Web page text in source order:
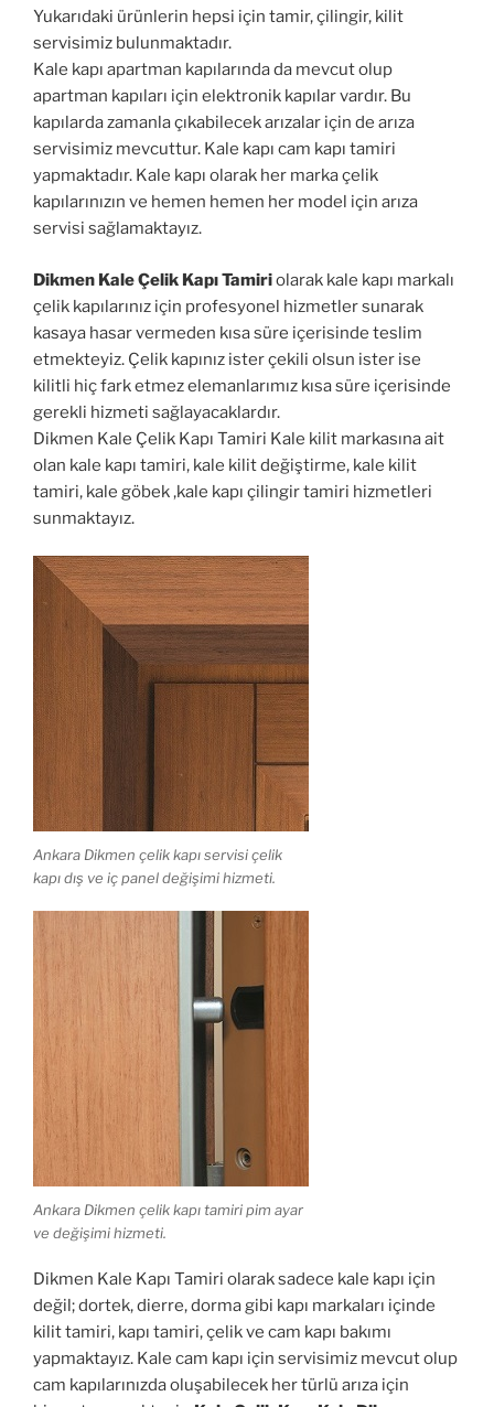
Yukarıdaki ürünlerin hepsi için tamir, çilingir, kilit
servisimiz bulunmaktadır.
Kale kapı apartman kapılarında da mevcut olup
apartman kapıları için elektronik kapılar vardır. Bu
kapılarda zamanla çıkabilecek arızalar için de arıza
servisimiz mevcuttur. Kale kapı cam kapı tamiri
yapmaktadır. Kale kapı olarak her marka çelik
kapılarınızın ve hemen hemen her model için arıza
servisi sağlamaktayız.
Dikmen Kale Çelik Kapı Tamiriolarak kale kapı markalı
çelik kapılarınız için profesyonel hizmetler sunarak
kasaya hasar vermeden kısa süre içerisinde teslim
etmekteyiz. Çelik kapınız ister çekili olsun ister ise
kilitli hiç fark etmez elemanlarımız kısa süre içerisinde
gerekli hizmeti sağlayacaklardır.
Dikmen Kale Çelik Kapı Tamiri Kale kilit markasına ait
olan kale kapı tamiri, kale kilit değiştirme, kale kilit
tamiri, kale göbek ,kale kapı çilingir tamiri hizmetleri
sunmaktayız.
Ankara Dikmen çelik kapı servisi çelik
kapı dış ve iç panel değişimi hizmeti.
Ankara Dikmen çelik kapı tamiri pim ayar
ve değişimi hizmeti.
Dikmen Kale Kapı Tamiri olarak sadece kale kapı için
değil; dortek, dierre, dorma gibi kapı markaları içinde
kilit tamiri, kapı tamiri, çelik ve cam kapı bakımı
yapmaktayız. Kale cam kapı için servisimiz mevcut olup
cam kapılarınızda oluşabilecek her türlü arıza için